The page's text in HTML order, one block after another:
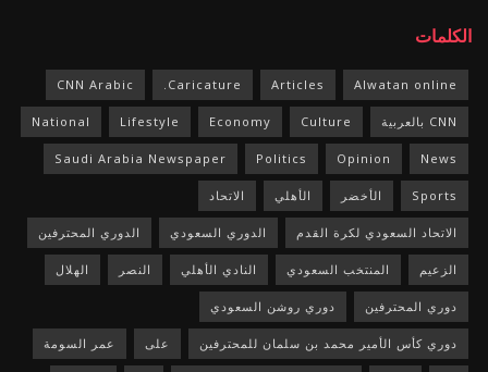
الكلمات
Alwatan online
Articles
Caricature.
CNN Arabic
CNN بالعربية Culture
Economy
Lifestyle
National
News
Opinion
Politics
Saudi Arabia Newspaper
Sports الأخضر الأهلي الاتحاد
الاتحاد السعودي لكرة القدم الدوري السعودي الدوري المحترفين
الزعيم المنتخب السعودي النادي الأهلي النصر الهلال
دوري المحترفين دوري روشن السعودي
دوري كأس الأمير محمد بن سلمان للمحترفين على عمر السومة